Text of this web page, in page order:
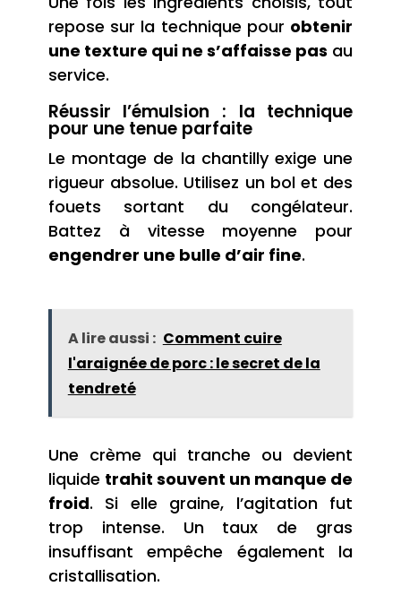
repose sur la technique pour obtenir
une texture qui ne s’affaisse pas au
service.
Réussir l’émulsion : la technique
pour une tenue parfaite
Le montage de la chantilly exige une
rigueur absolue. Utilisez un bol et des
fouets sortant du congélateur.
Battez à vitesse moyenne pour
engendrer une bulle d’air fine.
A lire aussi : Comment cuire
l'araignée de porc : le secret de la
tendreté
Une crème qui tranche ou devient
liquide trahit souvent un manque de
froid. Si elle graine, l’agitation fut
trop intense. Un taux de gras
insuffisant empêche également la
cristallisation.